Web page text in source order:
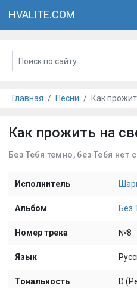
HVALITE.COM
Главная Песни Как
Как прожить на
Без Тебя темно, без Тебя нет
Исполнитель
Альбом Без
Номер трека №8
Язык
Тональность D